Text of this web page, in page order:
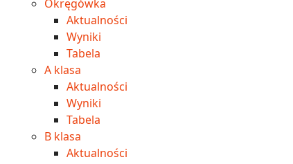
Okręgówka
Aktualności
Wyniki
Tabela
A klasa
Aktualności
Wyniki
Tabela
B klasa
Aktualności